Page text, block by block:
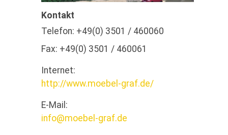
Kontakt
Telefon: +49(0) 3501 / 460060
Fax: +49(0) 3501 / 460061
Internet:
http://www.moebel-graf.de/
E-Mail:
info@moebel-graf.de